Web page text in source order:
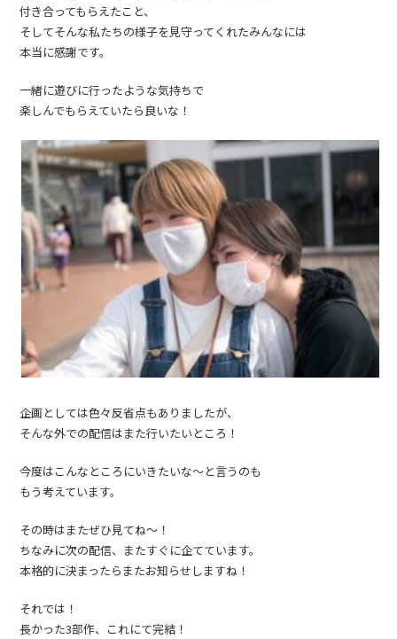
付き合ってもらえたこと、
そしてそんな私たちの様子を見守ってくれたみんなには
本当に感謝です。
一緒に遊びに行ったような気持ちで
楽しんでもらえていたら良いな！
企画としては色々反省点もありましたが、
そんな外での配信はまた行いたいところ！
今度はこんなところにいきたいな〜と言うのも
もう考えています。
その時はまたぜひ見てね〜！
ちなみに次の配信、またすぐに企てています。
本格的に決まったらまたお知らせしますね！
それでは！
長かった3部作、これにて完結！